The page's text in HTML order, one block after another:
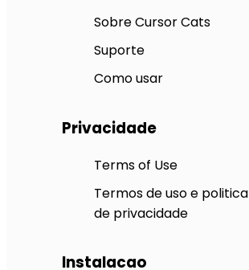
Sobre Cursor Cats
Suporte
Como usar
Privacidade
Terms of Use
Termos de uso e politica
de privacidade
Instalacao